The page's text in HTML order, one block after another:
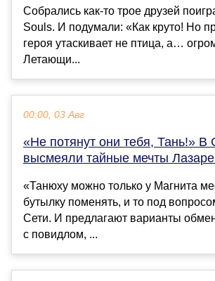
Собрались как-то трое друзей
Souls. И подумали: «Как круто! Но
героя утаскивает не птица, а…
Летающи...
00:00, 03 Авг
«Не потянут они тебя, Тань!» В
высмеяли тайные мечты
«Танюху можно только у Магнита
бутылку поменять, и то под
Сети. И предлагают варианты
с повидлом, ...